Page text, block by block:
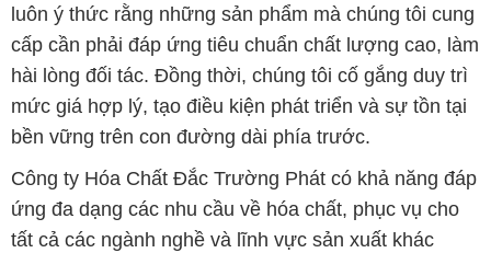
luôn ý thức rằng những sản phẩm mà chúng tôi cung
cấp cần phải đáp ứng tiêu chuẩn chất lượng cao, làm
hài lòng đối tác. Đồng thời, chúng tôi cố gắng duy trì
mức giá hợp lý, tạo điều kiện phát triển và sự tồn tại
bền vững trên con đường dài phía trước.
Công ty Hóa Chất Đắc Trường Phát có khả năng đáp
ứng đa dạng các nhu cầu về hóa chất, phục vụ cho
tất cả các ngành nghề và lĩnh vực sản xuất khác